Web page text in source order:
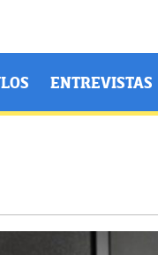
ENTREVISTAS